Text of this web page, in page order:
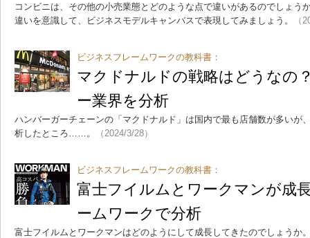
コンビニは、その他の小売業態とどのような点で違いがあるのでしょう
違いを意識して、ビジネスモデルキャンバスで表現してみましょう。
（
ビジネスフレームワークの教科書：
マクドナルドの戦略はどうな
ー業界を分析
ハンバーガーチェーンの「マクドナルド」は国内で最も店舗数が多いが
析したところ……。
（2024/3/28）
ビジネスフレームワークの教科書：
富士フイルムとワークマンが成
ームワークで分析
富士フイルムとワークマンはどのようにして成長してきたのでしょうか